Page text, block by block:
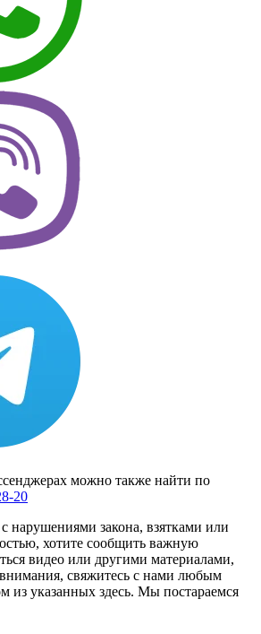
можно также найти по
20
нарушениями закона, взятками или
хотите сообщить важную
видео или другими материалами,
свяжитесь с нами любым
из указанных здесь. Мы постараемся